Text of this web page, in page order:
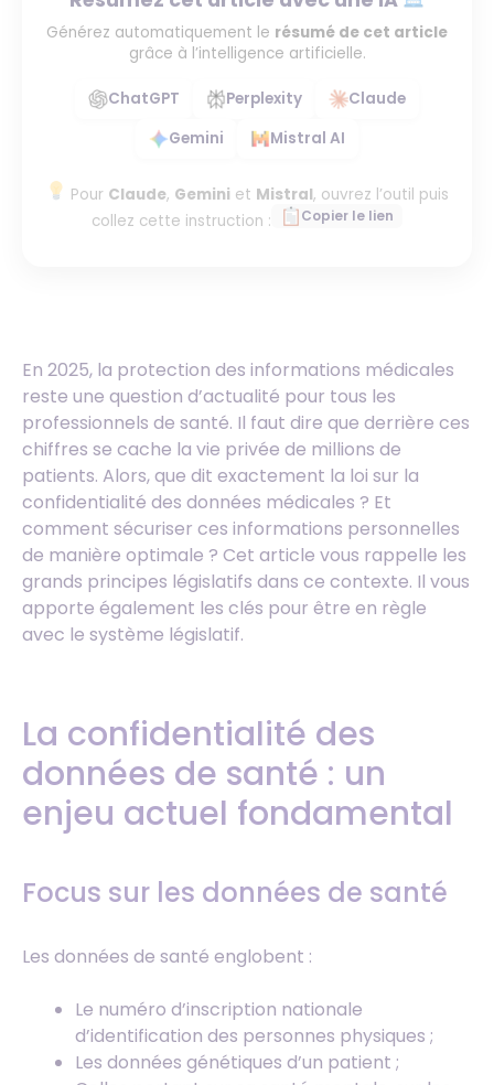
Générez automatiquement le résumé de cet article
grâce à l’intelligence artificielle.
ChatGPT Perplexity
Claude
Gemini
Mistral AI
Pour Claude, Gemini et Mistral, ouvrez l’outil puis
collez cette instruction :
Copier le lien
En 2025, la protection des informations médicales
reste une question d’actualité pour tous les
professionnels de santé. Il faut dire que derrière ces
chiffres se cache la vie privée de millions de
patients. Alors, que dit exactement la loi sur la
confidentialité des données médicales ? Et
comment sécuriser ces informations personnelles
de manière optimale ? Cet article vous rappelle les
grands principes législatifs dans ce contexte. Il vous
apporte également les clés pour être en règle
avec le système législatif.
La confidentialité des
données de santé : un
enjeu actuel fondamental
Focus sur les données de santé
Les données de santé englobent :
Le numéro d’inscription nationale
d’identification des personnes physiques ;
Les données génétiques d’un patient ;